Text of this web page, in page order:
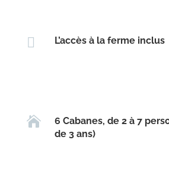
 L’accès à la ferme inclus

6 Cabanes, de 2 à 7
de 3 ans)